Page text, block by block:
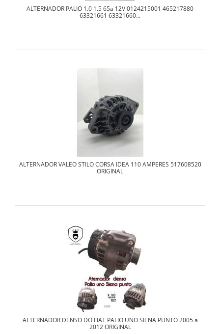
ALTERNADOR PALIO 1.0 1.5 65a 12V 0124215001 465217880
63321661 63321660...
ALTERNADOR VALEO STILO CORSA IDEA 110 AMPERES 517608520
ORIGINAL
ALTERNADOR DENSO DO FIAT PALIO UNO SIENA PUNTO 2005 a
2012 ORIGINAL